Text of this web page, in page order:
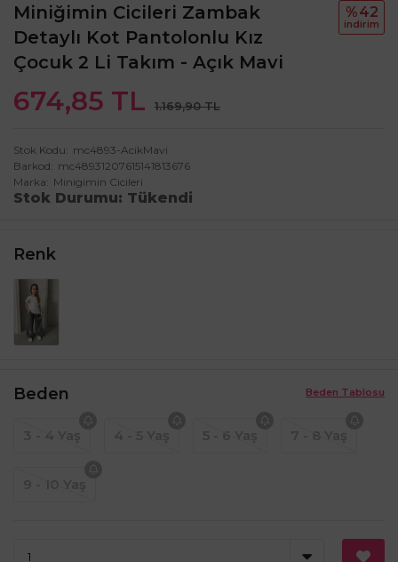
Miniğimin Cicileri Zambak
Detaylı Kot Pantolonlu Kız
Çocuk 2 Li Takım - Açık Mavi
674,85 TL 1.169,90 TL
%42
i̇ndi̇ri̇m
Stok Kodu
mc4893-AcikMavi
Barkod
mc48931207615141813676
Marka
Minigimin Cicileri
Stok Durumu Tükendi
Renk
Beden Tablosu
Beden